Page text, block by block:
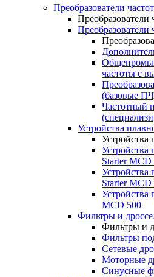
Преобразователи
Преобразователи
частоты с
(базовые
Частотный
Устройства
Устройства
Устройства
Starter MCD
Устройства
Starter MCD
Устройства
MCD 500
Фильтры и
Фильтры и
Фильтры
Сетевые
Моторные
Синусные